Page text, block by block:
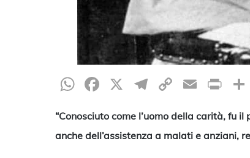
Hit enter to search or ESC to close
WhatsApp
Facebook
X Telegram
CopyEmail
“Conosciuto come l’uomo della carità, fu
anche dell’assistenza a malati e anziani,